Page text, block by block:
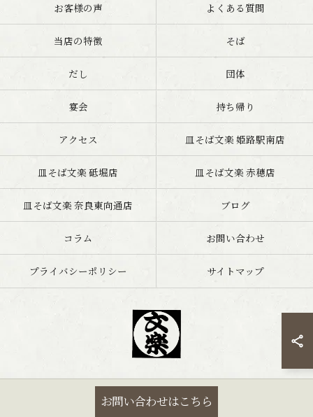
お問い合わせはこちら
お客様の声 よくある質問
当店の特徴 そば
だし 団体
宴会 持ち帰り
アクセス 皿そば文楽 姫路駅南店
皿そば文楽 砥堀店 皿そば文楽 赤穂店
皿そば文楽 奈良東向通店 ブログ
コラム お問い合わせ
プライバシーポリシー サイトマップ
© 2026 兵庫県姫路市の蕎麦なら文楽皿そば 姫路駅南店 ALL RIGHTS
RESERVED.